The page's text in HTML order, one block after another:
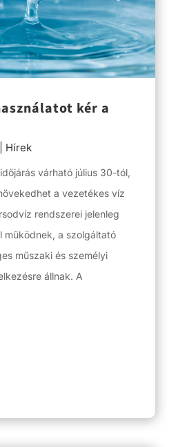
kér a
Hírek
várható július 30-tól,
a vezetékes víz
rendszerei jelenleg
működnek, a szolgáltató
műszaki és személyi
állnak. A